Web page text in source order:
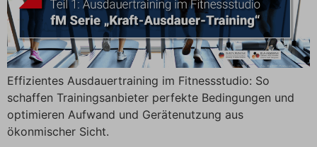
Effizientes Ausdauertraining im Fitnessstudio: So
schaffen Trainingsanbieter perfekte Bedingungen und
optimieren Aufwand und Gerätenutzung aus
ökonmischer Sicht.